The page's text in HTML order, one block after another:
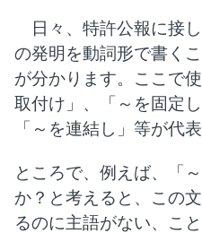
日々、特許公報に接
の発明を動詞形で書く
が分かります。ここで
取付け」、「～を固定
「～を連結し」等が代
ところで、例えば、「
か？と考えると、この
るのに主語がない、こ